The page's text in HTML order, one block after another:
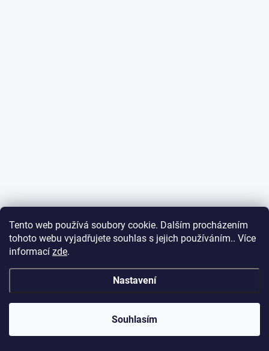
Tento web používá soubory cookie. Dalším procházením
tohoto webu vyjadřujete souhlas s jejich používáním.. Více
informací zde.
Nastavení
Souhlasím